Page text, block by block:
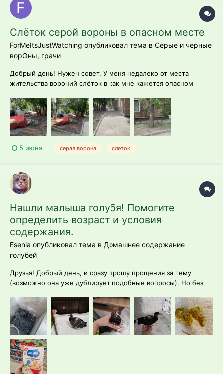
Слёток серой вороны в опасном месте
ForMeItsJustWatching опубликовал тема в Серые и черные
ворОны, грачи
Добрый день! Нужен совет. У меня недалеко от места
жительства вороний слёток в как мне кажется опасном
помощь. Москва, Западное Дегунино. Видео тут нельзя
прикладывать, буду объяснять по фото Неделю назад на этом
месте был забор, т.к. перекладыва...
5 июня серая ворона слеток
Нашли малыша голубя! Помогите
определить возраст и условия
содержания.
Esenia опубликовал тема в Домашнее содержание
голубей
Друзья! Добрый день, и сразу прошу прощения за тему
(возможно она уже дублирует подобные вопросы). Но без
на работе нашёл голубя, причём взрослых голубей рядом не
было, и быть не может (это завод). Малыш просто сидел на
тротуаре,...